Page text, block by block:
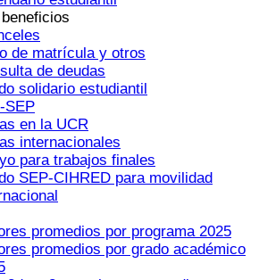
de matrícula y otros
de deudas
solidario estudiantil
SEP
en la UCR
internacionales
para trabajos finales
SEP-CIHRED para movilidad
promedios por programa 2025
promedios por grado académico